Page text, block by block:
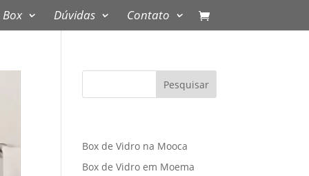
Dúvidas Contato
Box de Vidro na Mooca
Box de Vidro em Moema